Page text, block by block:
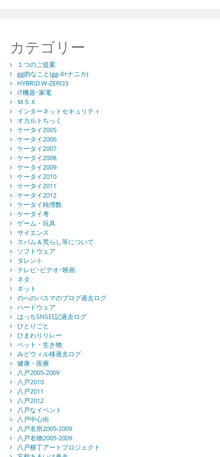
カテゴリー
１つのご提案
gg的なこと(gg-8+ナニカ)
HYBRID W-ZERO3
IT機器･家電
ＭＳＸ
インターネットセキュリティ
オカルトちっく
ケータイ2005
ケータイ2006
ケータイ2007
ケータイ2008
ケータイ2009
ケータイ2010
ケータイ2011
ケータイ2012
ケータイ純増数
ケータイ考
ゲーム・玩具
サイエンス
スパム＆荒らし等について
ソフトウェア
タレント
テレビ･ビデオ･映画
ネタ
ネット
のへのバスマのブログ過去ログ
ハードウェア
はっちSNS日記過去ログ
ひとりごと
ひまわりリレー
ペット・生き物
みどウィル移過去ログ
健康・医療
八戸2005-2009
八戸2010
八戸2011
八戸2012
八戸なイベント
八戸中心街
八戸名所2005-2009
八戸名物2005-2009
八戸横丁アートプロジェクト